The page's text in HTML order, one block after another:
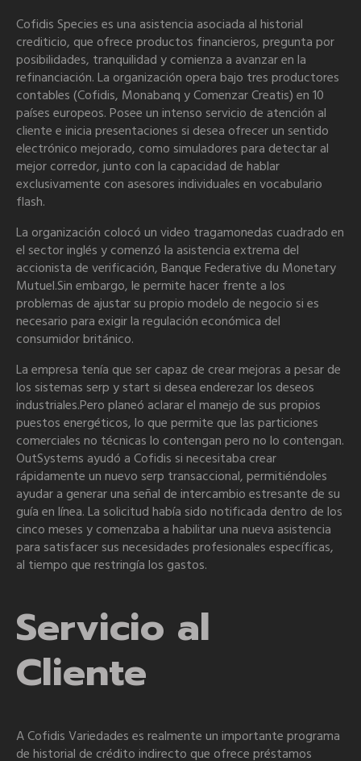
Cofidis Species es una asistencia asociada al historial
crediticio, que ofrece productos financieros, pregunta por
posibilidades, tranquilidad y comienza a avanzar en la
refinanciación. La organización opera bajo tres productores
contables (Cofidis, Monabanq y Comenzar Creatis) en 10
países europeos. Posee un intenso servicio de atención al
cliente e inicia presentaciones si desea ofrecer un sentido
electrónico mejorado, como simuladores para detectar al
mejor corredor, junto con la capacidad de hablar
exclusivamente con asesores individuales en vocabulario
flash.
La organización colocó un video tragamonedas cuadrado en
el sector inglés y comenzó la asistencia extrema del
accionista de verificación, Banque Federative du Monetary
Mutuel.Sin embargo, le permite hacer frente a los
problemas de ajustar su propio modelo de negocio si es
necesario para exigir la regulación económica del
consumidor británico.
La empresa tenía que ser capaz de crear mejoras a pesar de
los sistemas serp y start si desea enderezar los deseos
industriales.Pero planeó aclarar el manejo de sus propios
puestos energéticos, lo que permite que las particiones
comerciales no técnicas lo contengan pero no lo contengan.
OutSystems ayudó a Cofidis si necesitaba crear
rápidamente un nuevo serp transaccional, permitiéndoles
ayudar a generar una señal de intercambio estresante de su
guía en línea. La solicitud había sido notificada dentro de los
cinco meses y comenzaba a habilitar una nueva asistencia
para satisfacer sus necesidades profesionales específicas,
al tiempo que restringía los gastos.
Servicio al
Cliente
A Cofidis Variedades es realmente un importante programa
de historial de crédito indirecto que ofrece préstamos